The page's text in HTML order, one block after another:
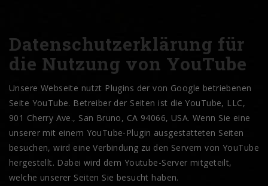
Datenschutzerklärung für
die Nutzung von YouTube
Unsere Webseite nutzt Plugins der von Google betriebenen
Seite YouTube. Betreiber der Seiten ist die YouTube, LLC,
901 Cherry Ave., San Bruno, CA 94066, USA. Wenn Sie eine
unserer mit einem YouTube-Plugin ausgestatteten Seiten
besuchen, wird eine Verbindung zu den Servern von YouTube
hergestellt. Dabei wird dem Youtube-Server mitgeteilt,
welche unserer Seiten Sie besucht haben.